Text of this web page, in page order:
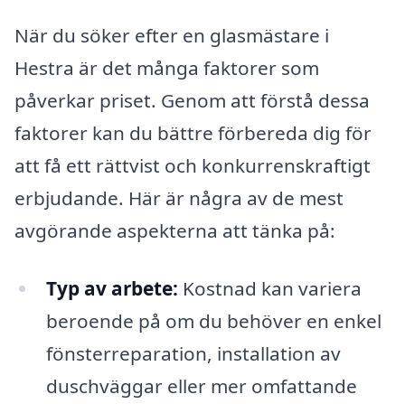
När du söker efter en glasmästare i
Hestra är det många faktorer som
påverkar priset. Genom att förstå dessa
faktorer kan du bättre förbereda dig för
att få ett rättvist och konkurrenskraftigt
erbjudande. Här är några av de mest
avgörande aspekterna att tänka på:
Typ av arbete: Kostnad kan variera
beroende på om du behöver en enkel
fönsterreparation, installation av
duschväggar eller mer omfattande